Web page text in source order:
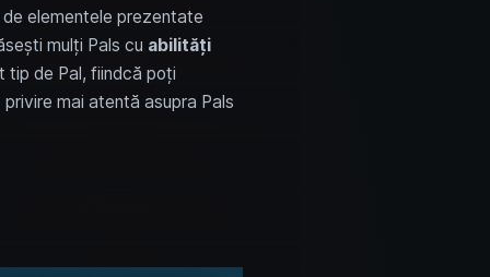
elementele prezentate
mulți Pals cu abilități
tip de Pal, fiindcă poți
mai atentă asupra Pals